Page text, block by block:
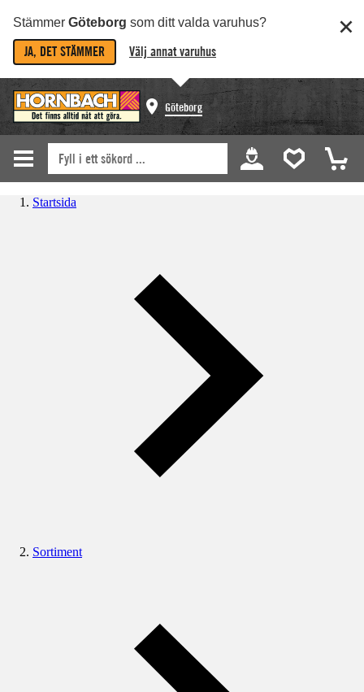
Stämmer Göteborg som ditt valda varuhus?
JA, DET STÄMMER Välj annat varuhus
Göteborg
Startsida
Sortiment